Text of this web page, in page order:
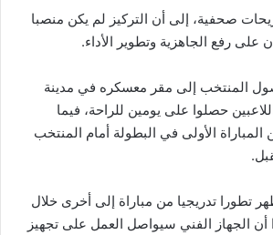
صحفية، إلى أن التركيز لم يكن منصبا
على رفع الجاهزية وتطوير الأداء.
المنتخب إلى مقر معسكره في مدينة
اللاعبين حصلوا على يومين للراحة، فيما
الأولى في البطولة أمام المنتخب
تطورا تدريجيا من مباراة إلى أخرى خلال
أن الجهاز الفني سيواصل العمل على تجهيز